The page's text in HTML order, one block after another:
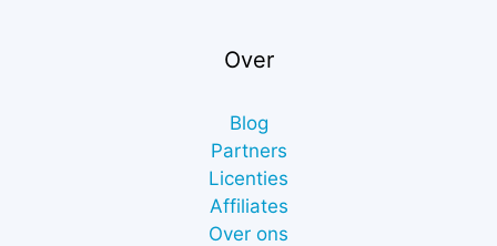
Over
Blog
Partners
Licenties
Affiliates
Over ons